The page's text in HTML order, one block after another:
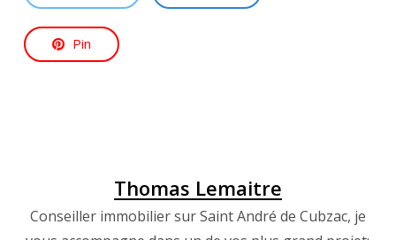
Pin
Thomas Lemaitre
Conseiller immobilier sur Saint André de Cubzac, je